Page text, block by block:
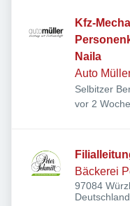
Kfz-
Naila
Auto
Selbitzer
Deutschland
Veröffentlicht
vor 2
Bäckerei
97084
Deutschland